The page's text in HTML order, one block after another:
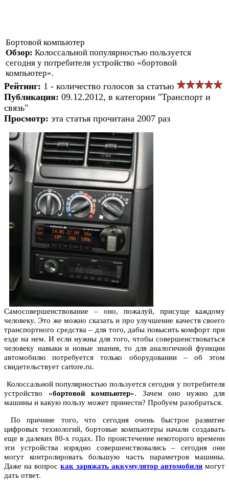
Бортовой компьютер
Обзор: Колоссальной популярностью пользуется
сегодня у потребителя устройство «бортовой
компьютер».
Рейтинг: 1 - количество голосов за статью
Публикация: 09.12.2012, в категории "Транспорт и
связь"
Просмотр: эта статья прочитана 2007 раз
Самосовершенствование – оно, пожалуй, присуще каждому
человеку. Это же можно сказать и про улучшение качеств своего
транспортного средства – для того, дабы повысить комфорт при
езде на нем. И если нужны для того, чтобы совершенствоваться
человеку навыки и новые знания, то для аналогичной функции
автомобилю потребуется только оборудовании – об этом
свидетельствует cartore.ru.
Колоссальной популярностью пользуется сегодня у потребителя
устройство «бортовой компьютер». Зачем оно нужно для
машины и какую пользу может принести? Пробуем разобраться.
По причине того, что сегодня очень быстрое развитие
цифровых технологий, бортовые компьютеры начали создавать
еще в далеких 80-х годах. По проистечение некоторого времени
эти устройства изрядно совершенствовались – сегодня они
могут контролировать большую часть параметров машины.
Даже на вопрос как заряжать аккумулятор автомобиля могут
дать ответ.